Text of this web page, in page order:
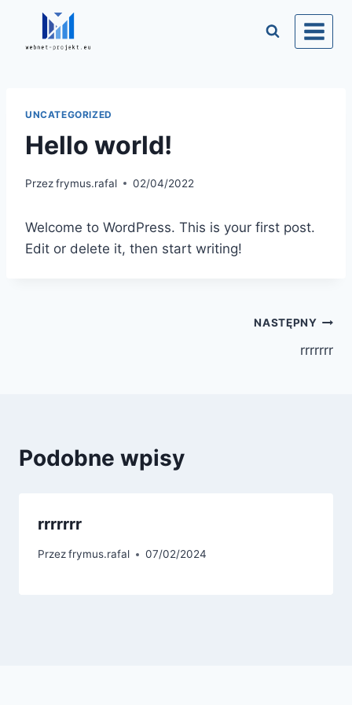
Przejdź
treści
UNCATEGORIZED
Hello world!
Przezfrymus.rafal 02/04/2022
Welcome to WordPress. This is your first post.
Edit or delete it, then start writing!
NASTĘPNY
rrrrrrr
Podobne wpisy
rrrrrrr
Przezfrymus.rafal 07/02/2024